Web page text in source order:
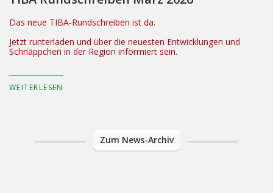
Das neue TIBA-Rundschreiben ist da.
Jetzt runterladen und über die neuesten Entwicklungen und
Schnäppchen in der Region informiert sein.
WEITERLESEN
Zum News-Archiv